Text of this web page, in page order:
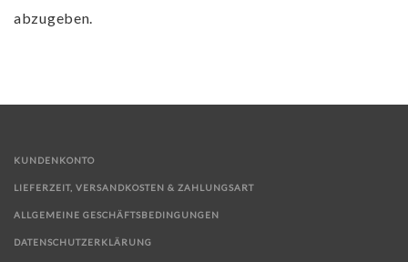
abzugeben.
KUNDENKONTO
LIEFERZEIT, VERSANDKOSTEN & ZAHLUNGSART
ALLGEMEINE GESCHÄFTSBEDINGUNGEN
DATENSCHUTZERKLÄRUNG